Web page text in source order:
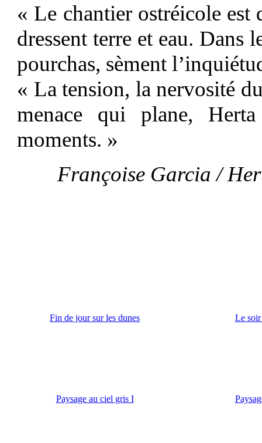
« Le chantier ostréicole est
dressent terre et eau. Dans
pourchas, sèment
« La tension, la nervosité
menace qui plane,
moments. »
Françoise Garcia /
Fin de jour sur les dunes Le soir
Paysage au ciel gris I